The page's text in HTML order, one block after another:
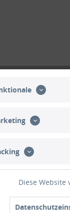
Diese